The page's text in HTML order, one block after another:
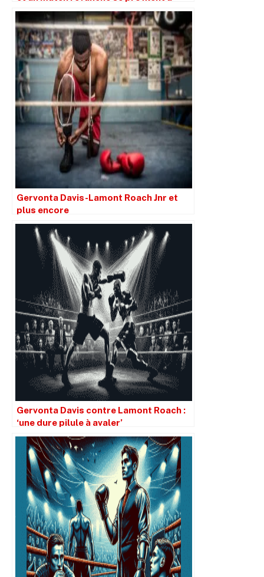
l’horizon.
Gervonta Davis-Lamont Roach Jnr et
plus encore
Gervonta Davis contre Lamont Roach :
‘une dure pilule à avaler’